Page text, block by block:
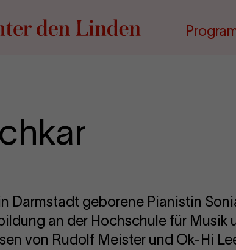
Darmstadt geborene Pianistin
an der Hochschule für Musik
von Rudolf Meister und Ok-Hi